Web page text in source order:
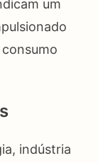
um
indústria